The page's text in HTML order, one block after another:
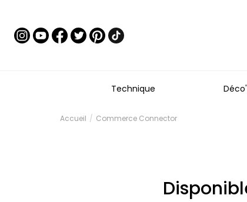
Technique
Accueil Commerce Connector